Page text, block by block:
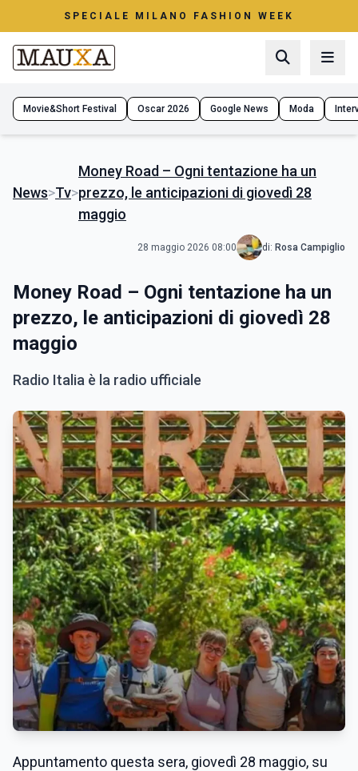
SPECIALE MILANO FASHION WEEK
Movie&Short Festival Oscar 2026 Google News Moda
News>Tv>
Money Road – Ogni tentazione ha un
prezzo, le anticipazioni di giovedì 28
maggio
28 maggio 2026 08:00 di: Rosa Campiglio
Money Road – Ogni tentazione ha un
prezzo, le anticipazioni di giovedì 28
maggio
Radio Italia è la radio ufficiale
Appuntamento questa sera, giovedì 28 maggio, su